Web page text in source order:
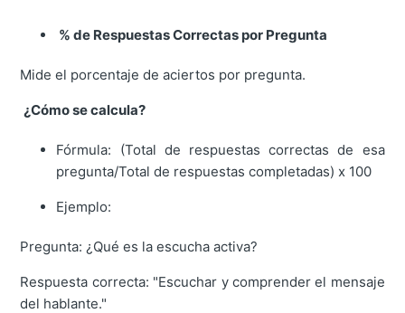
% de Respuestas Correctas por Pregunta
Mide el porcentaje de aciertos por pregunta.
¿Cómo se calcula?
Fórmula: (Total de respuestas correctas de esa
pregunta/Total de respuestas completadas) x 100
Ejemplo:
Pregunta: ¿Qué es la escucha activa?
Respuesta correcta: "Escuchar y comprender el mensaje
del hablante."